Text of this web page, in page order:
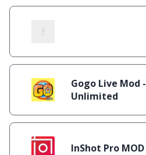
Gogo Live Mod -
Unlimited
InShot Pro MOD